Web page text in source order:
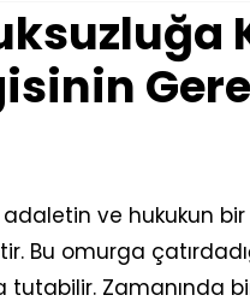
adaletin ve hukukun
Bu omurga
tutabilir. Zamanında